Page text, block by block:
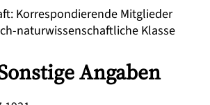
: Korrespondierende Mitglieder
naturwissenschaftliche Klasse
Angaben